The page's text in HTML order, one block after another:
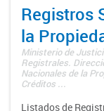
Registros
la
Ministerio de
Registrales.
Nacionales de la
Créditos ...
Listados de